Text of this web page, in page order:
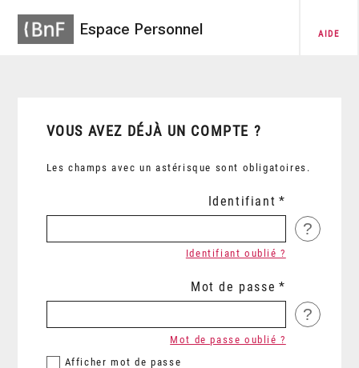
Espace Personnel AIDE
VOUS AVEZ DÉJÀ UN COMPTE ?
Les champs avec un astérisque sont obligatoires.
Identifiant
?
Identifiant oublié ?
Mot de passe
?
Afficher mot de passe
Mot de passe oublié ?